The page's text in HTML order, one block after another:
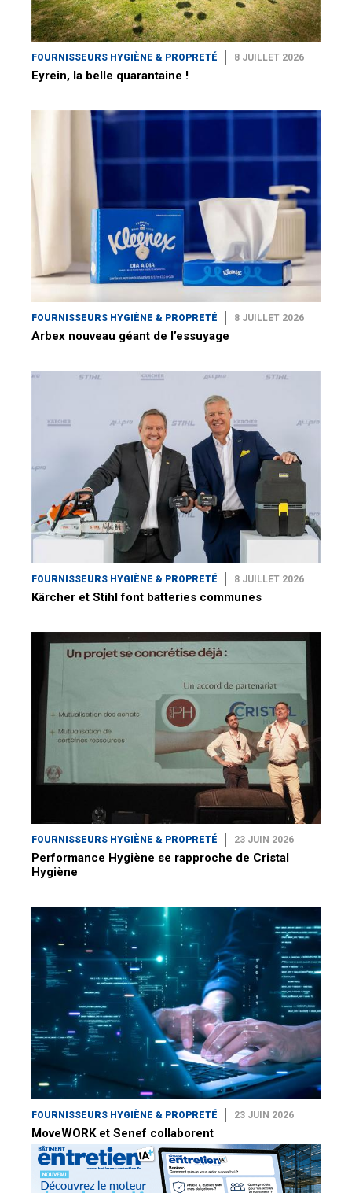
FOURNISSEURS HYGIÈNE & PROPRETÉ 8 JUILLET 2026
Eyrein, la belle quarantaine !
FOURNISSEURS HYGIÈNE & PROPRETÉ 8 JUILLET 2026
Arbex nouveau géant de l’essuyage
FOURNISSEURS HYGIÈNE & PROPRETÉ 8 JUILLET 2026
Kärcher et Stihl font batteries communes
FOURNISSEURS HYGIÈNE & PROPRETÉ 23 JUIN 2026
Performance Hygiène se rapproche de Cristal
Hygiène
FOURNISSEURS HYGIÈNE & PROPRETÉ 23 JUIN 2026
MoveWORK et Senef collaborent